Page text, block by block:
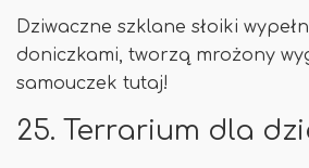
Dziwaczne szklane słoiki
doniczkami, tworzą mrożony
samouczek tutaj!
25. Terrarium dla